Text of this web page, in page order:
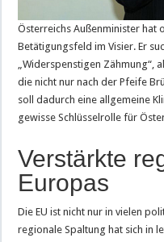
Österreichs Außenminister hat
Betätigungsfeld im Visier. Er
„Widerspenstigen Zähmung“,
die nicht nur nach der Pfeife
soll dadurch eine allgemeine
gewisse Schlüsselrolle für
Verstärkte
Europas
Die EU ist nicht nur in vielen
regionale Spaltung hat sich in